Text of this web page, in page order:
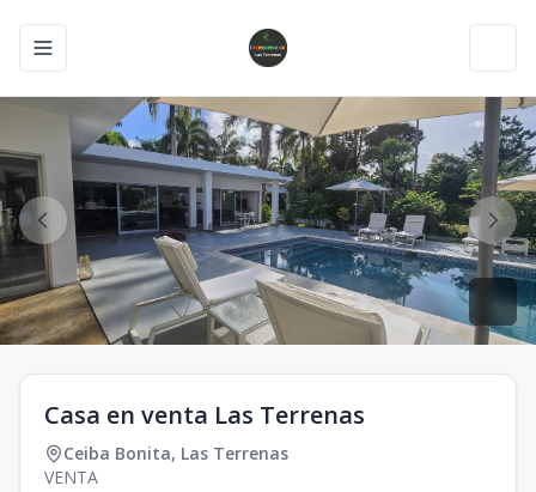
Toggle navigation menu
Casa en venta Las Terrenas
Ceiba Bonita, Las Terrenas
VENTA